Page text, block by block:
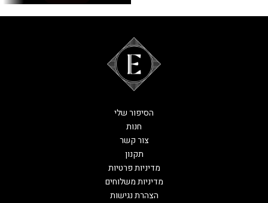
הסיפור שלי
חנות
צור קשר
תקנון
מדיניות פרטיות
מדיניות משלוחים
הצהרת נגישות